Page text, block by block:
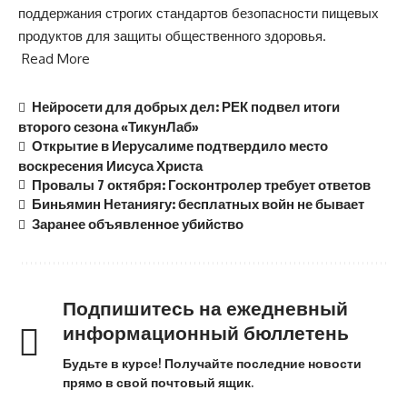
поддержания строгих стандартов безопасности пищевых
продуктов для защиты общественного здоровья.
Read More
Нейросети для добрых дел: РЕК подвел итоги
второго сезона «ТикунЛаб»
Открытие в Иерусалиме подтвердило место
воскресения Иисуса Христа
Провалы 7 октября: Госконтролер требует ответов
Биньямин Нетаниягу: бесплатных войн не бывает
Заранее объявленное убийство
Подпишитесь на ежедневный
информационный бюллетень
Будьте в курсе! Получайте последние новости
прямо в свой почтовый ящик.